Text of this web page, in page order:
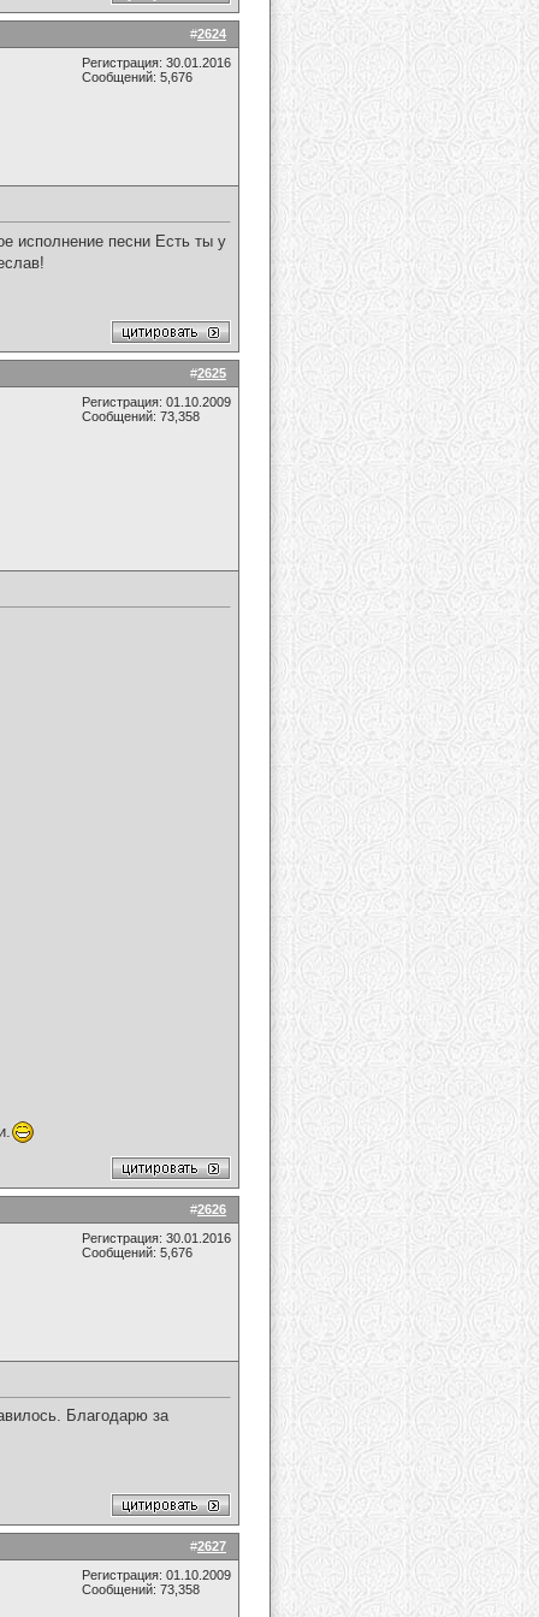
#2624
Регистрация: 30.01.2016
Сообщений: 5,676
исполнение песни Есть ты у
#2625
Регистрация: 01.10.2009
Сообщений: 73,358
#2626
Регистрация: 30.01.2016
Сообщений: 5,676
Благодарю за
#2627
Регистрация: 01.10.2009
Сообщений: 73,358